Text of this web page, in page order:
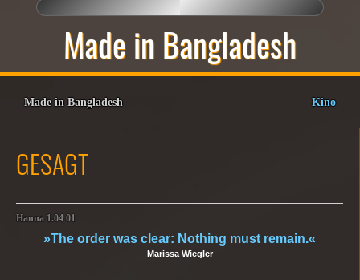
Made in Bangladesh
Made in Bangladesh Kino
GESAGT
Hanna 1.04 01
»The order was clear: Nothing must remain.«
Marissa Wiegler